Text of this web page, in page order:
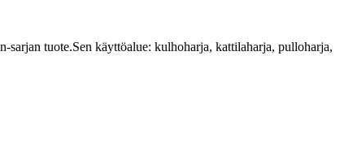
tuote.Sen käyttöalue: kulhoharja, kattilaharja, pulloharja,